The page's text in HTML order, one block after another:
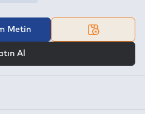
Metin
Al